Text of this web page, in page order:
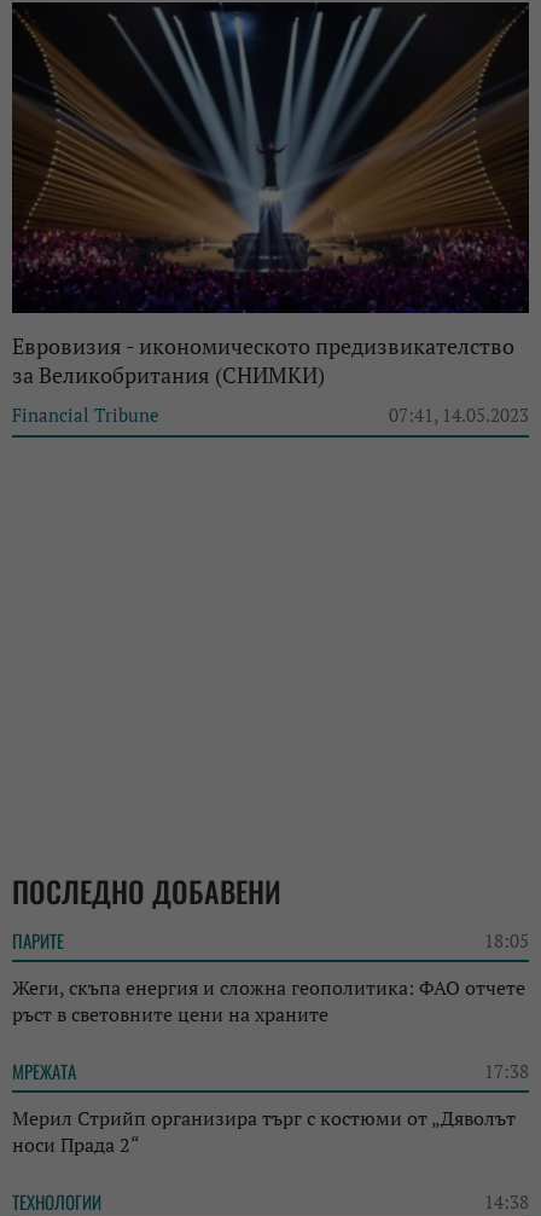
Евровизия - икономическото предизвикателство
за Великобритания (СНИМКИ)
Financial Tribune 07:41, 14.05.2023
ПОСЛЕДНО ДОБАВЕНИ
ПАРИТЕ 18:05
Жеги, скъпа енергия и сложна геополитика: ФАО отчете
ръст в световните цени на храните
МРЕЖАТА 17:38
Мерил Стрийп организира търг с костюми от „Дяволът
носи Прада 2“
ТЕХНОЛОГИИ 14:38